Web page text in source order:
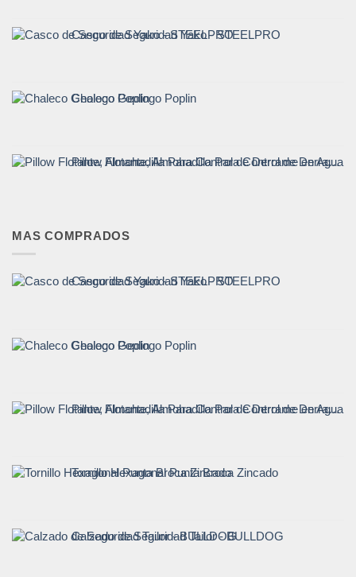
Casco de Seguridad Yako - STEELPRO
Chaleco Geologo Poplin
Pillow Flotante, Almohadilla Para Control de Derrame en Agua - CrunchOil
MAS COMPRADOS
Casco de Seguridad Yako - STEELPRO
Chaleco Geologo Poplin
Pillow Flotante, Almohadilla Para Control de Derrame en Agua - CrunchOil
Tornillo Hexagonal Punta Broca Zincado
Calzado de Seguridad Tailor - BULLDOG